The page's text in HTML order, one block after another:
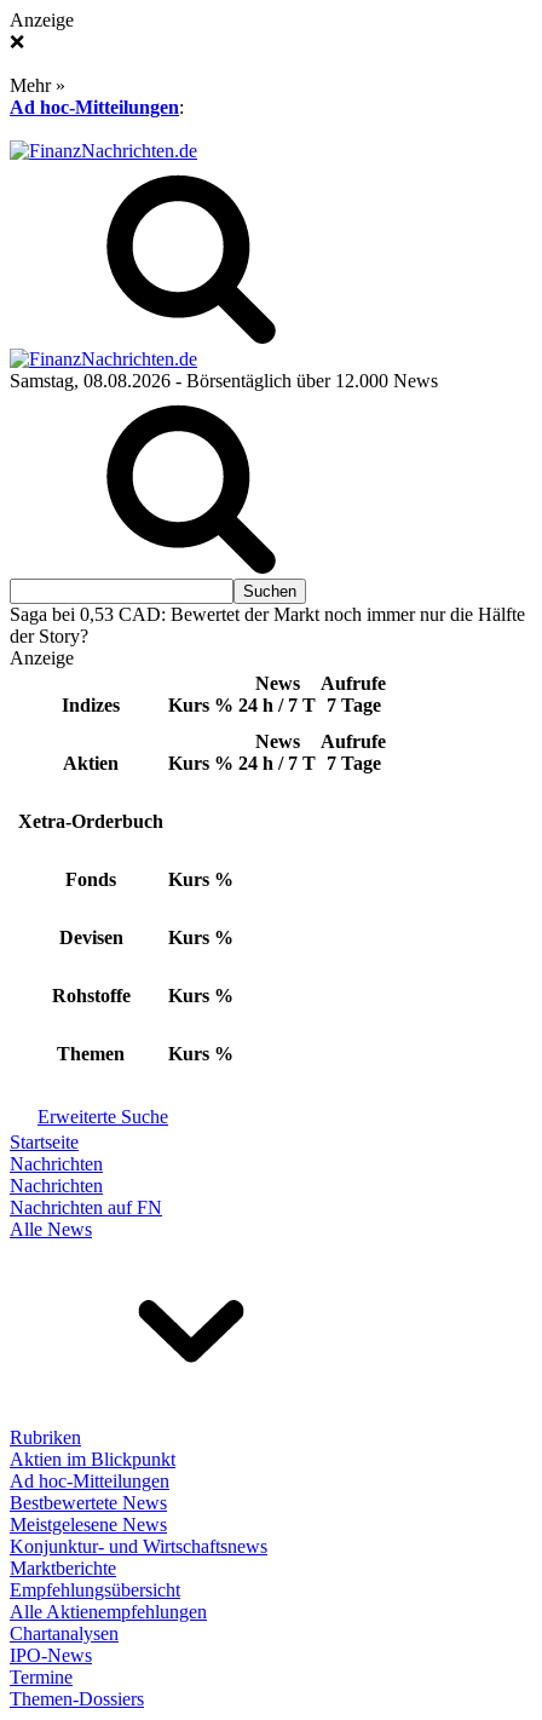
Anzeige
❌
Mehr »
Ad hoc-Mitteilungen:
Samstag, 08.08.2026 - Börsentäglich über 12.000 News
Saga bei 0,53 CAD: Bewertet der Markt noch immer nur die Hälfte
der Story?
Anzeige
Indizes Kurs %
News
24 h / 7 T
Aufrufe
7 Tage
Aktien Kurs %
News
24 h / 7 T
Aufrufe
7 Tage
Xetra-Orderbuch
Fonds Kurs %
Devisen Kurs %
Rohstoffe Kurs %
Themen Kurs %
Erweiterte Suche
Startseite
Nachrichten
Nachrichten
Nachrichten auf FN
Alle News
Rubriken
Aktien im Blickpunkt
Ad hoc-Mitteilungen
Bestbewertete News
Meistgelesene News
Konjunktur- und Wirtschaftsnews
Marktberichte
Empfehlungsübersicht
Alle Aktienempfehlungen
Chartanalysen
IPO-News
Termine
Themen-Dossiers